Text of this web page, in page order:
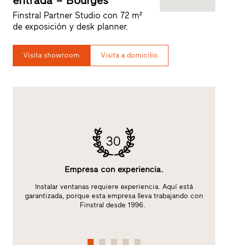
Finstral Partner Studio con 72 m²
de exposición y desk planner.
Visita showroom Visita a domicilio
30
Empresa con experiencia.
Instalar ventanas requiere experiencia. Aquí está
garantizada, porque esta empresa lleva trabajando con
Finstral desde 1996.